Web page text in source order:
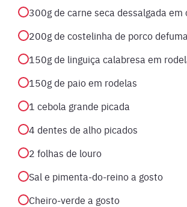
300g de carne seca dessalgada em
200g de costelinha de porco
150g de linguiça calabresa em
150g de paio em rodelas
1 cebola grande picada
4 dentes de alho picados
2 folhas de louro
Sal e pimenta-do-reino a gosto
Cheiro-verde a gosto